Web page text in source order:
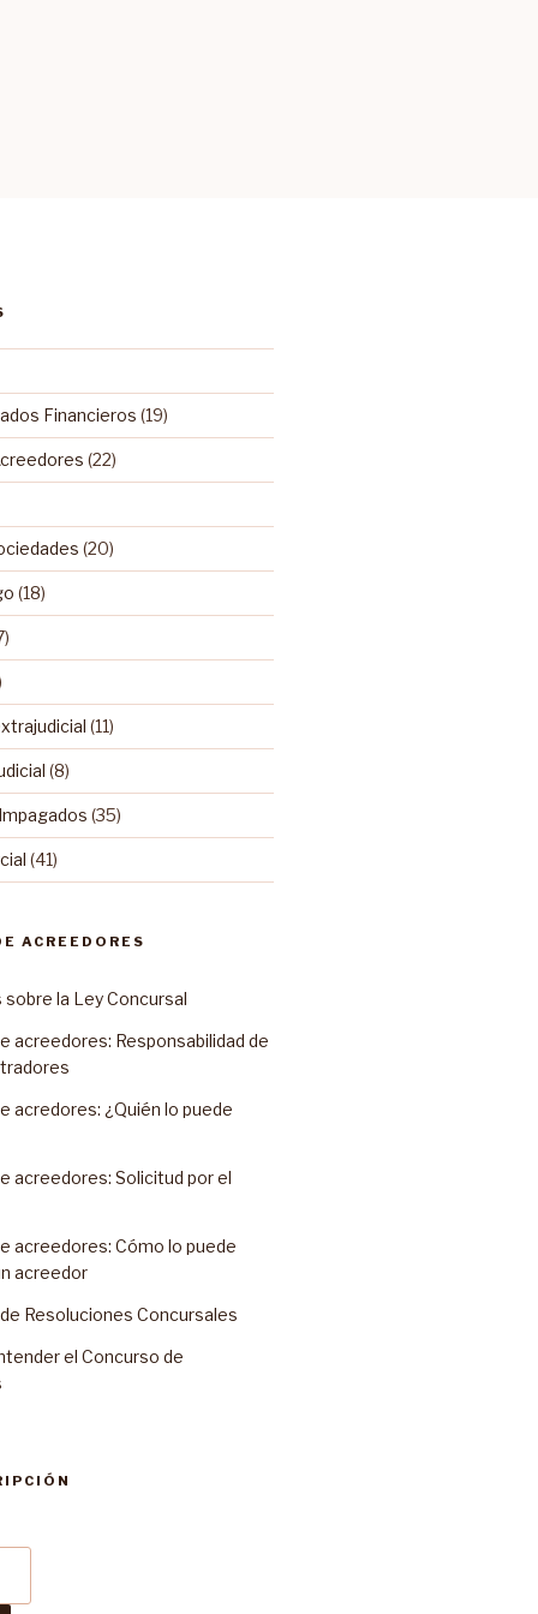
Financieros (19)
(22)
(20)
(18)
(11)
(8)
(35)
(41)
ACREEDORES
la Ley Concursal
acreedores: Responsabilidad de
acredores: ¿Quién lo puede
acreedores: Solicitud por el
acreedores: Cómo lo puede
acreedor
Resoluciones Concursales
el Concurso de